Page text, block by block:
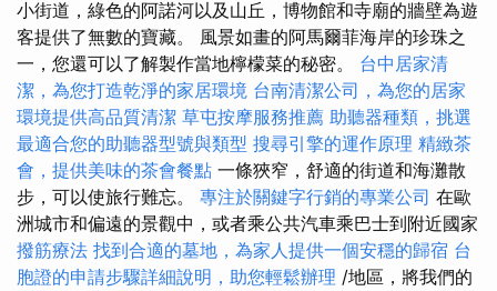
小街道，綠色的阿諾河以及山丘，博物館和寺廟的牆壁為遊
客提供了無數的寶藏。 風景如畫的阿馬爾菲海岸的珍珠之
一，您還可以了解製作當地檸檬菜的秘密。 台中居家清
潔，為您打造乾淨的家居環境 台南清潔公司，為您的居家
環境提供高品質清潔 草屯按摩服務推薦 助聽器種類，挑選
最適合您的助聽器型號與類型 搜尋引擎的運作原理 精緻茶
會，提供美味的茶會餐點 一條狹窄，舒適的街道和海灘散
步，可以使旅行難忘。 專注於關鍵字行銷的專業公司 在歐
洲城市和偏遠的景觀中，或者乘公共汽車乘巴士到附近國家
撥筋療法 找到合適的墓地，為家人提供一個安穩的歸宿 台
胞證的申請步驟詳細說明，助您輕鬆辦理 /地區，將我們的